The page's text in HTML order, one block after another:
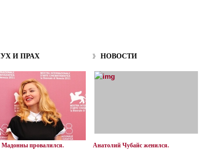
И ПРАХ
провалился.
НОВОСТИ
Анатолий Чубайс женился.